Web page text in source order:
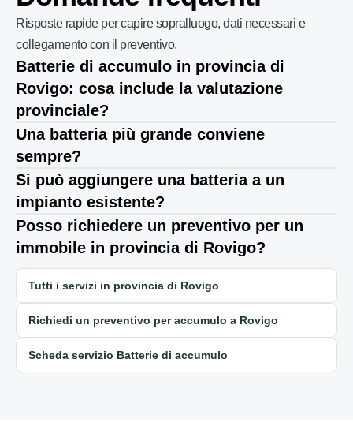
Risposte rapide per capire sopralluogo, dati necessari e
collegamento con il preventivo.
Batterie di accumulo in provincia di
Rovigo: cosa include la valutazione
provinciale?
Una batteria più grande conviene
sempre?
Si può aggiungere una batteria a un
impianto esistente?
Posso richiedere un preventivo per un
immobile in provincia di Rovigo?
Tutti i servizi in provincia di Rovigo
Richiedi un preventivo per accumulo a Rovigo
Scheda servizio Batterie di accumulo